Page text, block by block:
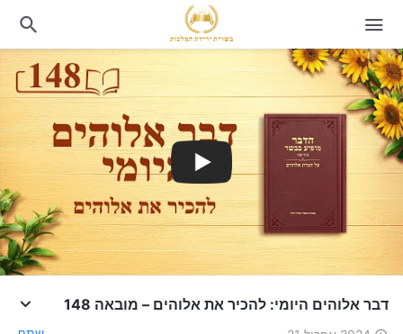
דבר אלוהים היומי: להכיר את אלוהים – מובאה 148